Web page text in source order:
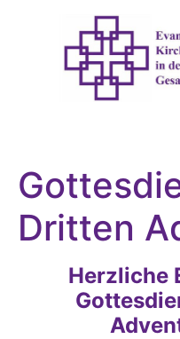
Dritten
Herzliche